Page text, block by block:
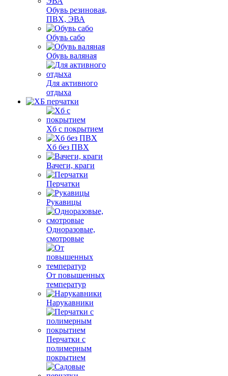
Обувь резиновая,
ПВХ, ЭВА
Обувь сабо
Обувь валяная
Для активного
отдыха
Хб с покрытием
Хб без ПВХ
Вачеги, краги
Перчатки
Рукавицы
Одноразовые,
смотровые
От повышенных
температур
Нарукавники
Перчатки с
полимерным
покрытием